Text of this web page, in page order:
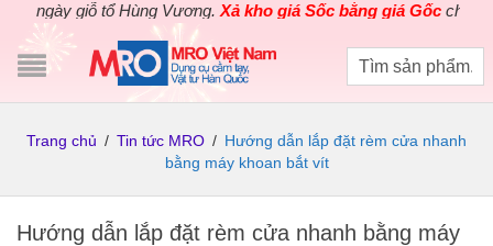
giỗ tổ Hùng Vương.Xả kho giá Sốc bằng giá Gốccho các sản
Trang chủ / Tin tức MRO / Hướng dẫn lắp đặt rèm cửa nhanh
bằng máy khoan bắt vít
Hướng dẫn lắp đặt rèm cửa nhanh bằng máy